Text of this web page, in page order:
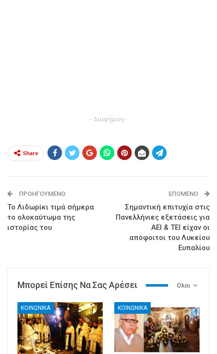
- Διαφήμιση -
Share
ΠΡΟΗΓΟΎΜΕΝΟ
Το Λιδωρίκι τιμά σήμερα
το ολοκαύτωμα της
ιστορίας του
ΕΠΌΜΕΝΟ
Σημαντική επιτυχία στις
Πανελλήνιες εξετάσεις για
ΑΕΙ & ΤΕΙ είχαν οι
απόφοιτοι του Λυκείου
Ευπαλίου
Ολοι
Μπορεί Επίσης Να Σας Αρέσει
ΚΟΙΝΩΝΙΚΑ ΚΟΙΝΩΝΙΚΑ